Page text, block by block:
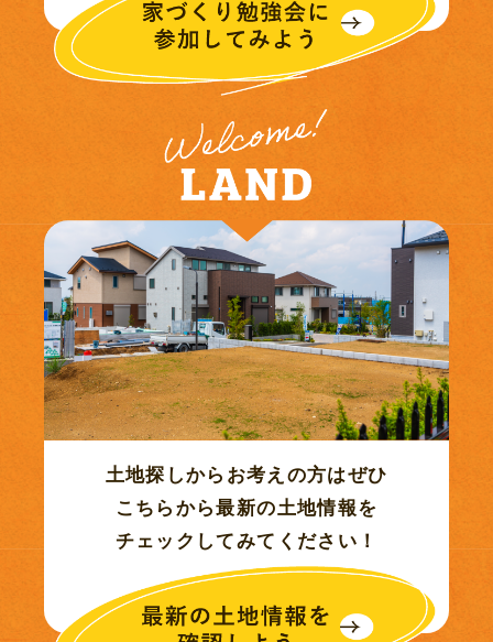
2021年10月 (7)
2021年06月 (12)
2021年05月 (12)
2021年04月 (9)
2021年03月 (20)
2021年01月 (3)
2020年11月 (1)
土地探しからお考えの方はぜひ
こちらから最新の土地情報を
チェックしてみてください！